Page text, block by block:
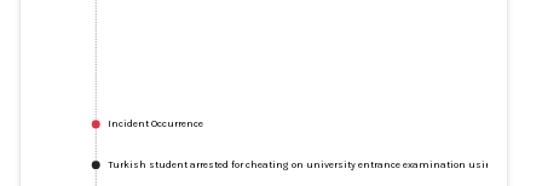
Incident Occurrence
Turkish student arrested for cheating on university entrance examination using ChatGPT